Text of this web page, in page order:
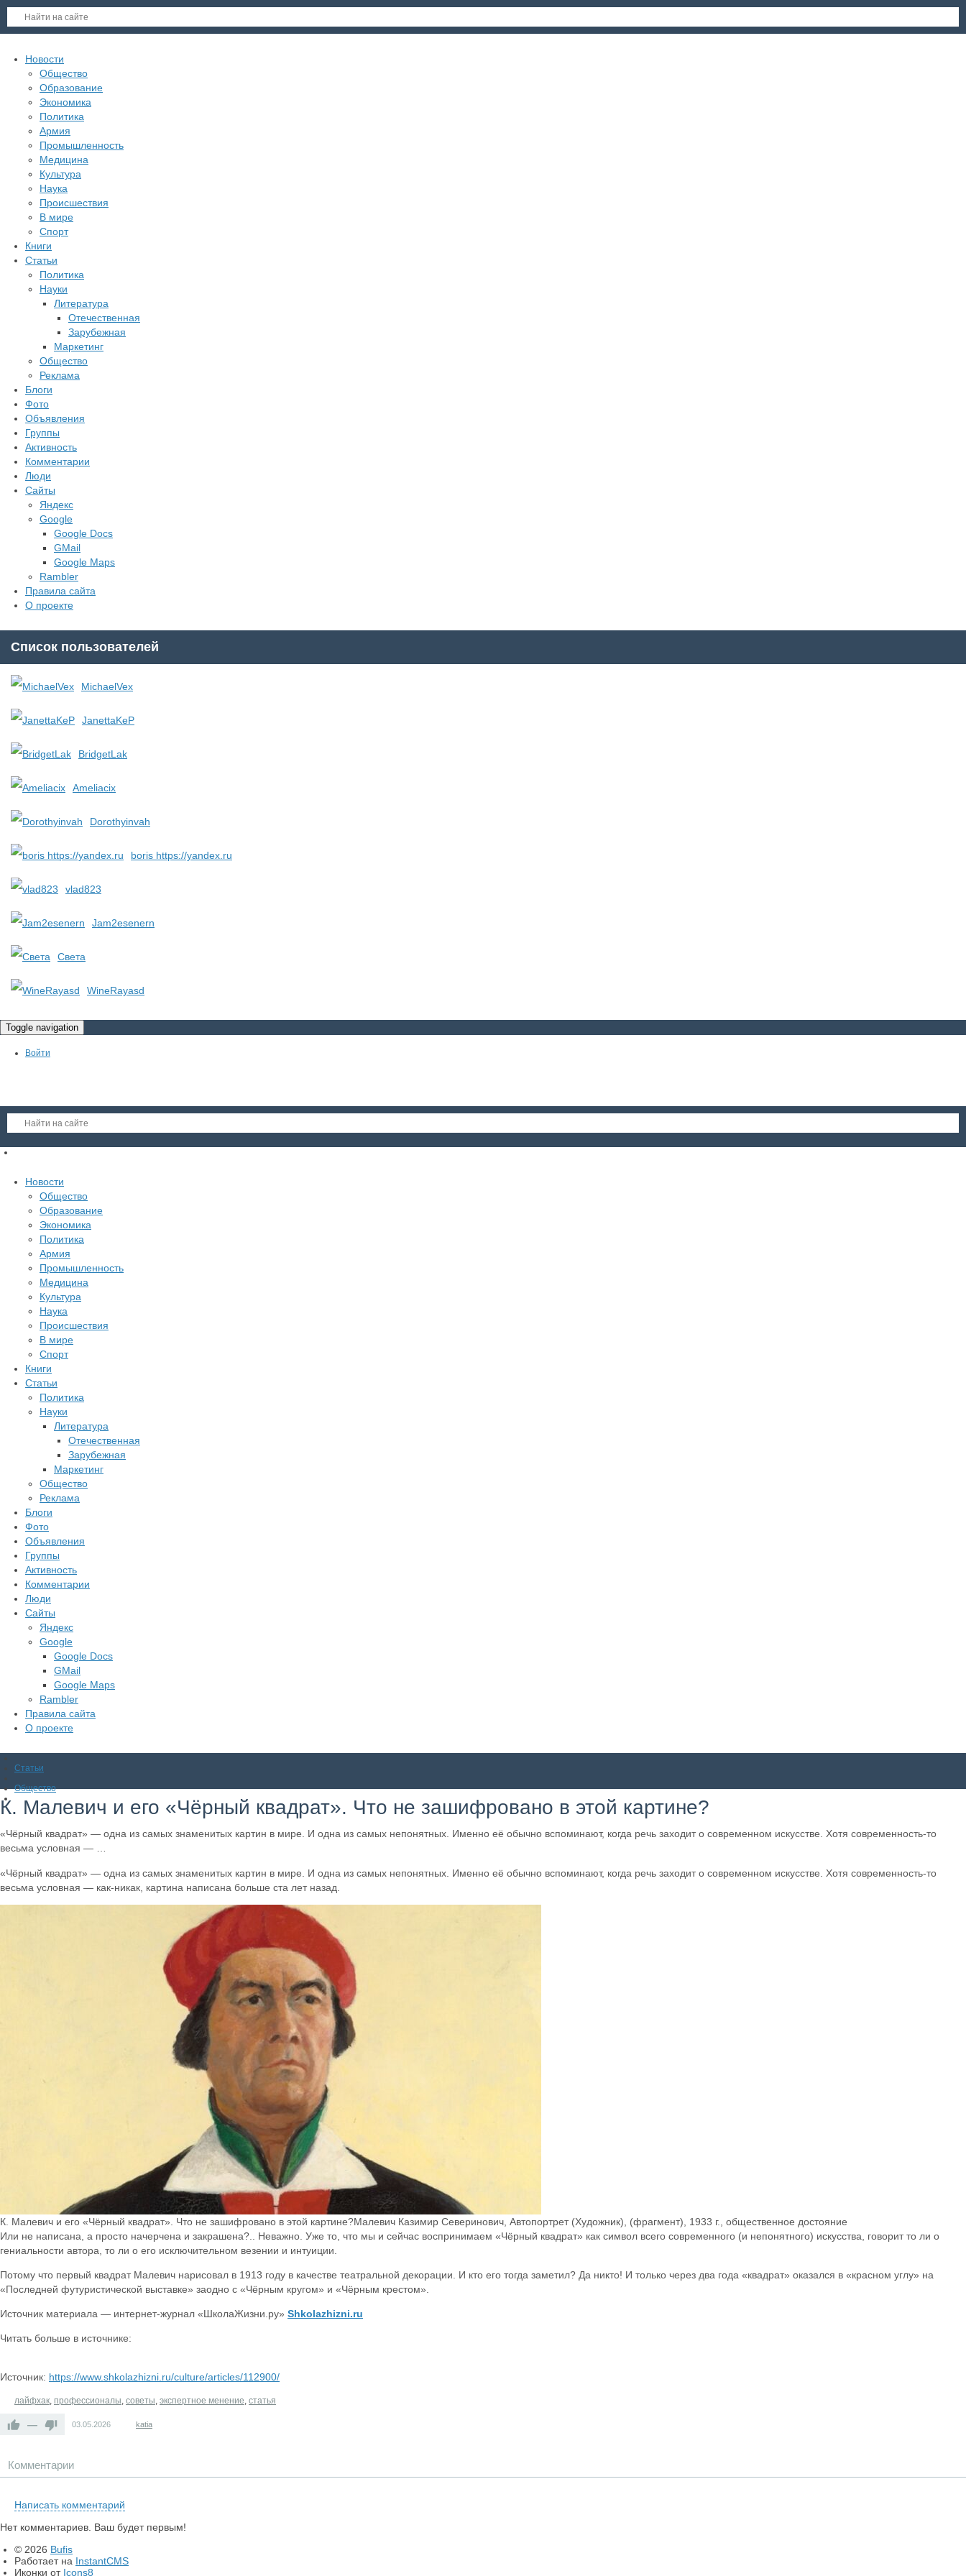
Новости
Общество
Образование
Экономика
Политика
Армия
Промышленность
Медицина
Культура
Наука
Происшествия
В мире
Спорт
Книги
Статьи
Политика
Науки
Литература
Отечественная
Зарубежная
Маркетинг
Общество
Реклама
Блоги
Фото
Объявления
Группы
Активность
Комментарии
Люди
Сайты
Яндекс
Google
Google Docs
GMail
Google Maps
Rambler
Правила сайта
О проекте
Список пользователей
MichaelVex
JanettaKeP
BridgetLak
Ameliacix
Dorothyinvah
boris https://yandex.ru
vlad823
Jam2esenern
Света
WineRayasd
Toggle navigation
Войти
Гость
Войти
Регистрация
Новости
Общество
Образование
Экономика
Политика
Армия
Промышленность
Медицина
Культура
Наука
Происшествия
В мире
Спорт
Книги
Статьи
Политика
Науки
Литература
Отечественная
Зарубежная
Маркетинг
Общество
Реклама
Блоги
Фото
Объявления
Группы
Активность
Комментарии
Люди
Сайты
Яндекс
Google
Google Docs
GMail
Google Maps
Rambler
Правила сайта
О проекте
Статьи
Общество
К. Малевич и его «Чёрный квадрат». Что не зашифровано в этой картине?
«Чёрный квадрат» — одна из самых знаменитых картин в мире. И одна из самых непонятных. Именно её обычно вспоминают, когда речь заходит о современном искусстве. Хотя современность-то
весьма условная — …
«Чёрный квадрат» — одна из самых знаменитых картин в мире. И одна из самых непонятных. Именно её обычно вспоминают, когда речь заходит о современном искусстве. Хотя современность-то
весьма условная — как-никак, картина написана больше ста лет назад.
К. Малевич и его «Чёрный квадрат». Что не зашифровано в этой картине?Малевич Казимир Северинович, Автопортрет (Художник), (фрагмент), 1933 г., общественное достояние
Или не написана, а просто начерчена и закрашена?.. Неважно. Уже то, что мы и сейчас воспринимаем «Чёрный квадрат» как символ всего современного (и непонятного) искусства, говорит то ли о
гениальности автора, то ли о его исключительном везении и интуиции.
Потому что первый квадрат Малевич нарисовал в 1913 году в качестве театральной декорации. И кто его тогда заметил? Да никто! И только через два года «квадрат» оказался в «красном углу» на
«Последней футуристической выставке» заодно с «Чёрным кругом» и «Чёрным крестом».
Источник материала — интернет-журнал «ШколаЖизни.ру» Shkolazhizni.ru
Читать больше в источнике:
Источник: https://www.shkolazhizni.ru/culture/articles/112900/
лайфхак, профессионалы, советы, экспертное менение, статья
— 03.05.2026 katia
Комментарии
Написать комментарий
Нет комментариев. Ваш будет первым!
© 2026 Bufis
Работает на InstantCMS
Иконки от Icons8